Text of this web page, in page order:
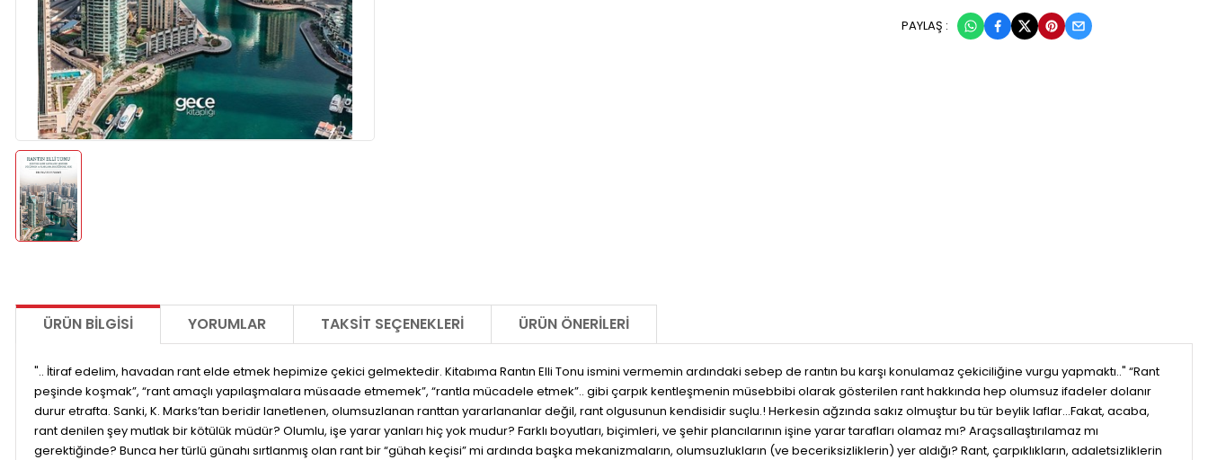
PAYLAŞ :
ÜRÜN BILGISI YORUMLAR TAKSIT SEÇENEKLERI ÜRÜN ÖNERILERI
".. İtiraf edelim, havadan rant elde etmek hepimize çekici gelmektedir. Kitabıma Rantın Elli Tonu ismini vermemin ardındaki sebep de rantın bu karşı konulamaz çekiciliğine vurgu yapmaktı.." “Rant
peşinde koşmak”, “rant amaçlı yapılaşmalara müsaade etmemek”, “rantla mücadele etmek”.. gibi çarpık kentleşmenin müsebbibi olarak gösterilen rant hakkında hep olumsuz ifadeler dolanır
durur etrafta. Sanki, K. Marks’tan beridir lanetlenen, olumsuzlanan ranttan yararlananlar değil, rant olgusunun kendisidir suçlu.! Herkesin ağzında sakız olmuştur bu tür beylik laflar…Fakat, acaba,
rant denilen şey mutlak bir kötülük müdür? Olumlu, işe yarar yanları hiç yok mudur? Farklı boyutları, biçimleri, ve şehir plancılarının işine yarar tarafları olamaz mı? Araçsallaştırılamaz mı
gerektiğinde? Bunca her türlü günahı sırtlanmış olan rant bir “gühah keçisi” mi ardında başka mekanizmaların, olumsuzlukların (ve beceriksizliklerin) yer aldığı? Rant, çarpıklıkların, adaletsizliklerin